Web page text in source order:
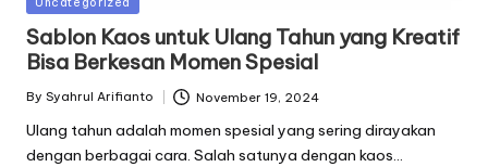
Sablon Kaos untuk Ulang Tahun yang Kreatif
Bisa Berkesan Momen Spesial
Posted
By Syahrul Arifianto November 19, 2024
Ulang tahun adalah momen spesial yang sering dirayakan
dengan berbagai cara. Salah satunya dengan kaos…